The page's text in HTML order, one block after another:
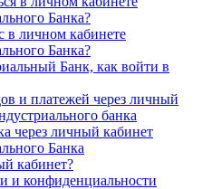
Банка?
в личном кабинете
Банка?
Банк, как войти в
и платежей через личный
банка
через личный кабинет
Банка
кабинет?
и конфиденциальности